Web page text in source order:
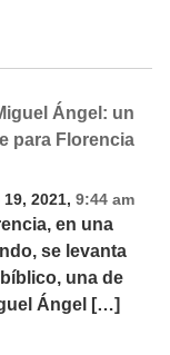
Ángel: un
para Florencia
2021, 9:44 am
en una
se levanta
una de
Ángel […]